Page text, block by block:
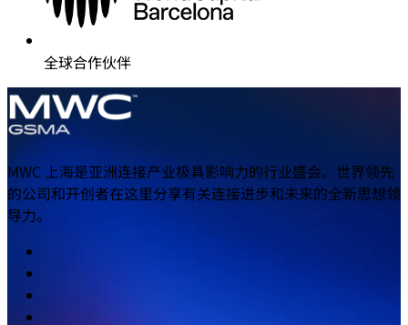
全球合作伙伴
MWC 上海是亚洲连接产业极具影响力的行业盛会。世界领先
的公司和开创者在这里分享有关连接进步和未来的全新思想领
导力。